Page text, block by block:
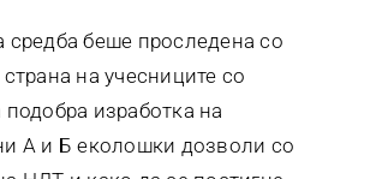
средба беше проследена со
на учесниците со
подобра изработка на
А и Б еколошки дозволи со